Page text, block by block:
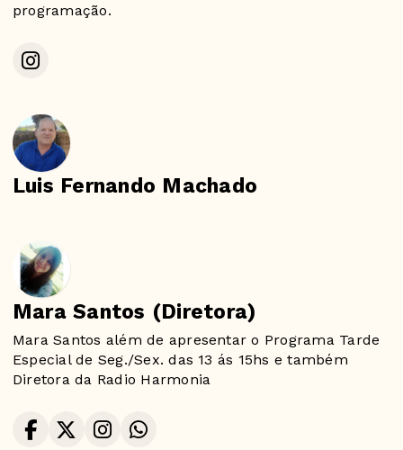
programação.
Luis Fernando Machado
Mara Santos (Diretora)
Mara Santos além de apresentar o Programa Tarde
Especial de Seg./Sex. das 13 ás 15hs e também
Diretora da Radio Harmonia